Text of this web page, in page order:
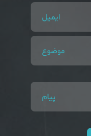
ایمیل
موضوع
پیام